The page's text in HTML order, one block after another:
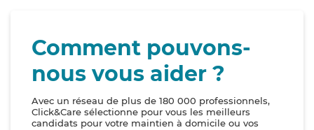
Comment pouvons-
nous vous aider ?
Avec un réseau de plus de 180 000 professionnels,
Click&Care sélectionne pour vous les meilleurs
candidats pour votre maintien à domicile ou vos